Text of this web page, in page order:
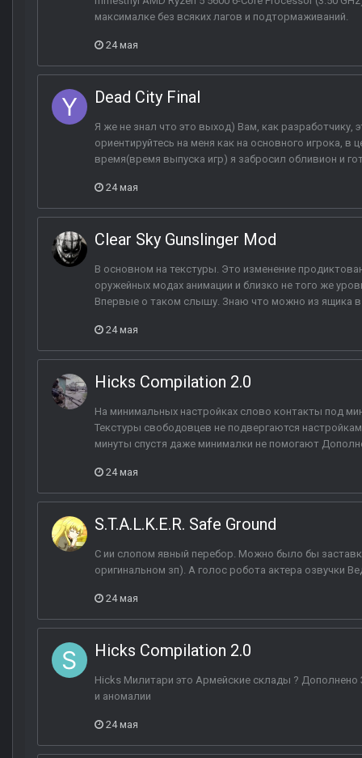
максималке без всяких лагов и подтормаживаний.
24 мая
Dead City Final
Я же не знал что это выход) Вам, как разработчику,
ориентируйтесь на меня как на основного игрока,
время(время выпуска игр) я забросил обливион и
24 мая
Clear Sky Gunslinger Mod
В основном на текстуры. Это изменение
оружейных модах анимации и близко не того же
Впервые о таком слышу. Знаю что можно из ящика в
24 мая
Hicks Compilation 2.0
На минимальных настройках слово контакты под
Текстуры свободовцев не подвергаются
минуты спустя даже минималки не помогают
24 мая
S.T.A.L.K.E.R. Safe Ground
С ии слопом явный перебор. Можно было бы
оригинальном зп). А голос робота актера озвучки
24 мая
Hicks Compilation 2.0
Hicks Милитари это Армейские склады ?
и аномалии
24 мая